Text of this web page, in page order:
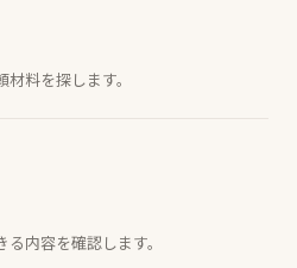
料を探します。
内容を確認します。